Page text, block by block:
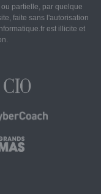
partielle, par quelque
faite sans l'autorisation
est illicite et